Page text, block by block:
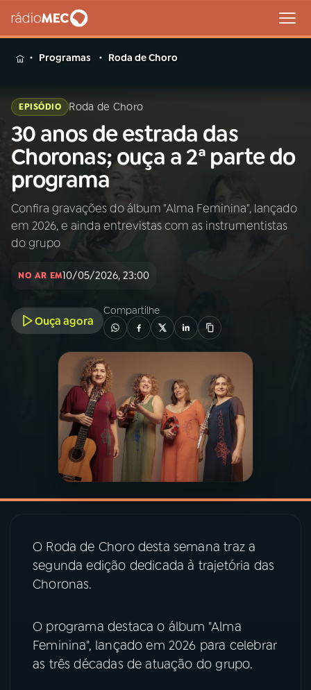
MENU
Buscar
na
Rádio
MEC
Buscar
Início AO VIVO
01
PROGRAMAS
PODCASTS
VIDEOCASTS
08 PRÊMIO RÁDIO MEC
ACOMPANHE A RÁDIO MEC
YouTube Facebook
Programas Roda de Choro
EPISÓDIO Roda de Choro
30 anos de estrada das
Choronas; ouça a 2ª parte do
programa
Confira gravações do álbum "Alma Feminina", lançado
em 2026, e ainda entrevistas com as instrumentistas
do grupo
NO AR EM10/05/2026, 23:00
Ouça agora
Compartilhe
O Roda de Choro desta semana traz a
segunda edição dedicada à trajetória das
Choronas.
O programa destaca o álbum "Alma
Feminina", lançado em 2026 para celebrar
as três décadas de atuação do grupo.